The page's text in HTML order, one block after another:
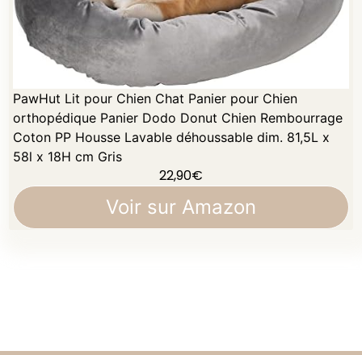
PawHut Lit pour Chien Chat Panier pour Chien
orthopédique Panier Dodo Donut Chien Rembourrage
Coton PP Housse Lavable déhoussable dim. 81,5L x
58l x 18H cm Gris
22,90€
Voir sur Amazon